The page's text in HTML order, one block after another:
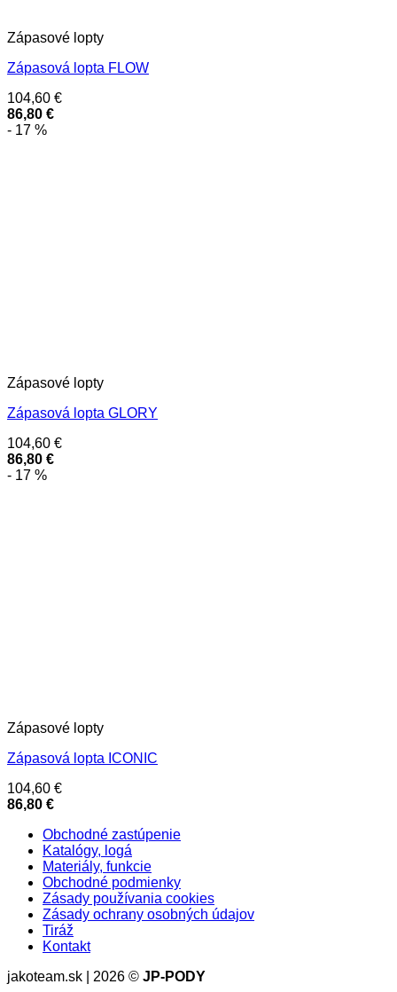
Zápasové lopty
Zápasová lopta FLOW
104,60 €
86,80 €
- 17 %
Zápasové lopty
Zápasová lopta GLORY
104,60 €
86,80 €
- 17 %
Zápasové lopty
Zápasová lopta ICONIC
104,60 €
86,80 €
Obchodné zastúpenie
Katalógy, logá
Materiály, funkcie
Obchodné podmienky
Zásady používania cookies
Zásady ochrany osobných údajov
Tiráž
Kontakt
jakoteam.sk | 2026 © JP-PODY